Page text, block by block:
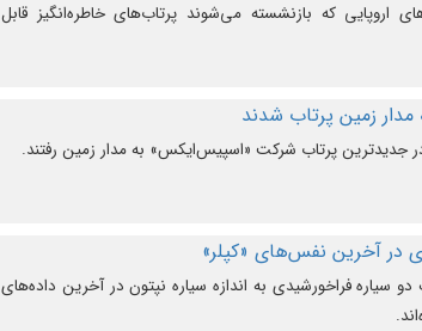
اروپایی که بازنشسته می‌شوند پرتاب‌های خاطره‌انگیز قابل
در آخرین نفس‌های «کپلر»
سیاره فراخورشیدی به اندازه سیاره نپتون در آخرین داده‌های